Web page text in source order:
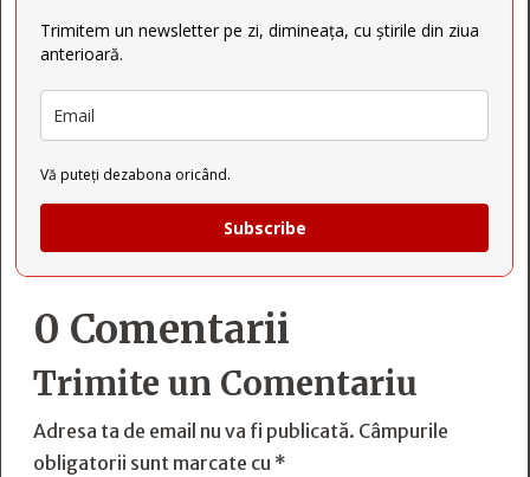
Trimitem un newsletter pe zi, dimineața, cu știrile din ziua
anterioară.
Vă puteți dezabona oricând.
Subscribe
0 Comentarii
Trimite un Comentariu
Adresa ta de email nu va fi publicată. Câmpurile
obligatorii sunt marcate cu *